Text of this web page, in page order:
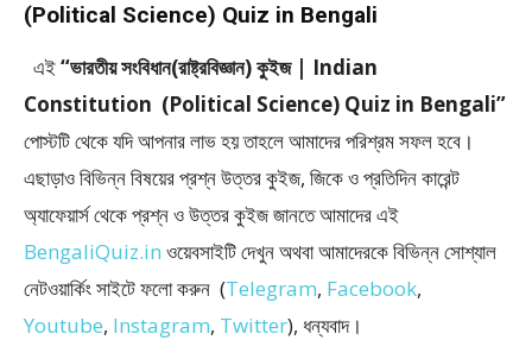
(Political Science) Quiz in Bengali
এই“ভারতীয় সংবিধান(রাষ্ট্রবিজ্ঞান) কুইজ | Indian
Constitution (Political Science) Quiz in Bengali”
পোস্টটি থেকে যদি আপনার লাভ হয় তাহলে আমাদের পরিশ্রম সফল হবে।
এছাড়াও বিভিন্ন বিষয়ের প্রশ্ন উত্তর কুইজ, জিকে ও প্রতিদিন কারেন্ট
অ্যাফেয়ার্স থেকে প্রশ্ন ও উত্তর কুইজ জানতে আমাদের এই
BengaliQuiz.in ওয়েবসাইটি দেখুন অথবা আমাদেরকে বিভিন্ন সোশ্যাল
নেটওয়ার্কিং সাইটে ফলো করুন (Telegram, Facebook,
Youtube, Instagram, Twitter), ধন্যবাদ।